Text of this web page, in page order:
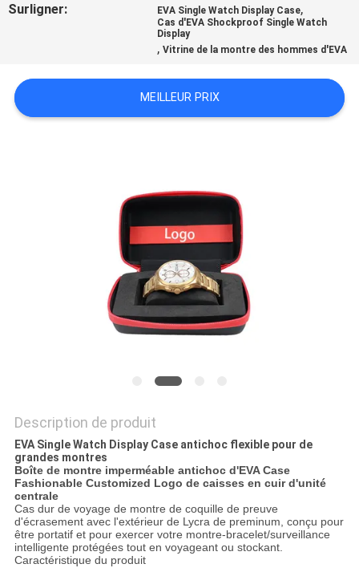
Surligner: EVA Single Watch Display Case,
Cas d'EVA Shockproof Single Watch
Display
,Vitrine de la montre des hommes d'EVA
MEILLEUR PRIX
Description de produit
EVA Single Watch Display Case antichoc flexible pour de
grandes montres
Boîte de montre imperméable antichoc d'EVA Case
Fashionable Customized Logo de caisses en cuir d'unité
centrale
Cas dur de voyage de montre de coquille de preuve
d'écrasement avec l'extérieur de Lycra de preminum, conçu pour
être portatif et pour exercer votre montre-bracelet/surveillance
intelligente protégées tout en voyageant ou stockant.
Caractéristique du produit